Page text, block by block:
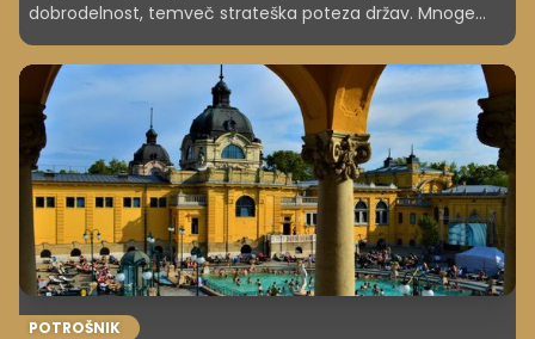
dobrodelnost, temveč strateška poteza držav. Mnoge
staranjem prebivalstva. Države s temi programi želijo
obrniti trend depopulacije.
POTROŠNIK